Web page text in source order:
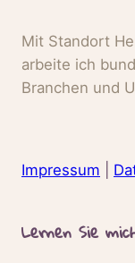
Mit Standort
arbeite ich
Branchen und
Impressum
Lernen Sie